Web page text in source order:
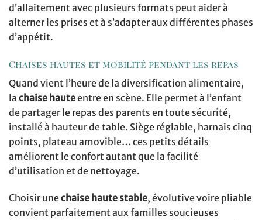
d’allaitement avec plusieurs formats peut aider à
alterner les prises et à s’adapter aux différentes phases
d’appétit.
Chaises hautes et mobilité pendant les repas
Quand vient l’heure de la diversification alimentaire,
la chaise hauteentre en scène. Elle permet à l’enfant
de partager le repas des parents en toute sécurité,
installé à hauteur de table. Siège réglable, harnais cinq
points, plateau amovible… ces petits détails
améliorent le confort autant que la facilité
d’utilisation et de nettoyage.
Choisir unechaise haute stable, évolutive voire pliable
convient parfaitement aux familles soucieuses